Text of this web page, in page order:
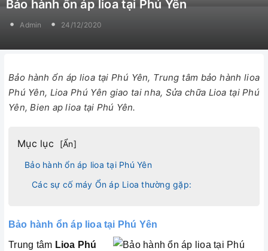
Bảo hành ổn áp lioa tại Phú Yên
Admin 24/12/2020
Bảo hành ổn áp lioa tại Phú Yên, Trung tâm bảo hành lioa
Phú Yên, Lioa Phú Yên giao tai nha, Sửa chữa Lioa tại Phú
Yên, Bien ap lioa tại Phú Yên.
Mục lục [Ẩn]
Bảo hành ổn áp lioa tại Phú Yên
Các sự cố máy Ổn áp Lioa thường gặp:
Bảo hành ổn áp lioa tại Phú Yên
Trung tâm Lioa Phú